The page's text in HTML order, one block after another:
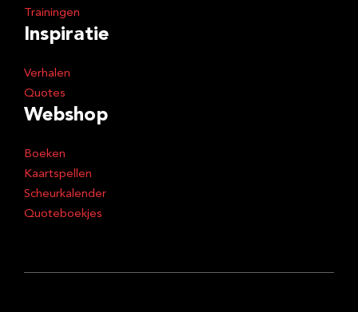
Trainingen
Inspiratie
Verhalen
Quotes
Webshop
Boeken
Kaartspellen
Scheurkalender
Quoteboekjes